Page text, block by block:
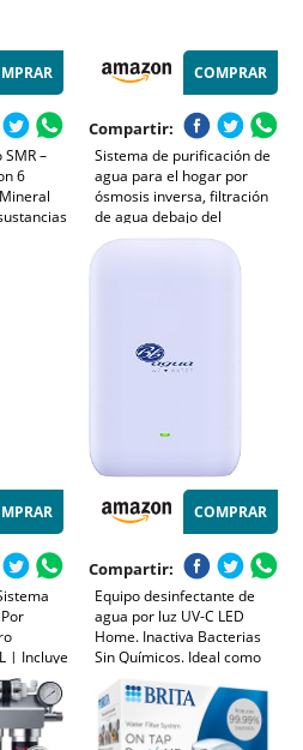
–
6
pura y
agua
COMPRAR
Compartir:
Sistema de purificación de
agua para el hogar por
ósmosis inversa, filtración
de agua debajo del
fregadero para agua
potable limpia
| Incluye
|
sabor
COMPRAR
Compartir:
Equipo desinfectante de
agua por luz UV-C LED
Home. Inactiva Bacterias
Sin Químicos. Ideal como
Complemento a Sistemas
de Filtración, Ósmosis
Inversa o Pequeños
Depósitos. Bbagua.